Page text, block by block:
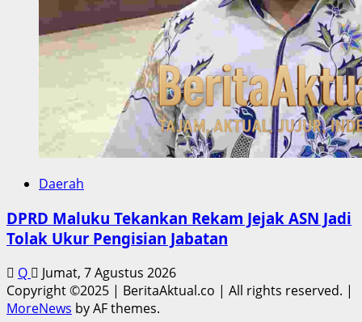
Daerah
DPRD Maluku Tekankan Rekam Jejak ASN Jadi
Tolak Ukur Pengisian Jabatan
Q
Jumat, 7 Agustus 2026
Copyright ©2025 | BeritaAktual.co | All rights reserved. |
MoreNews by AF themes.